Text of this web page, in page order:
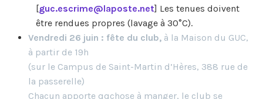
[guc.escrime@laposte.net] Les tenues doivent
être rendues propres (lavage à 30°C).
Vendredi 26 juin : fête du club,à la Maison du GUC,
à partir de 19h
(sur le Campus de Saint-Martin d’Hères, 388 rue de
la passerelle)
Chacun apporte qqchose à manger, le club se